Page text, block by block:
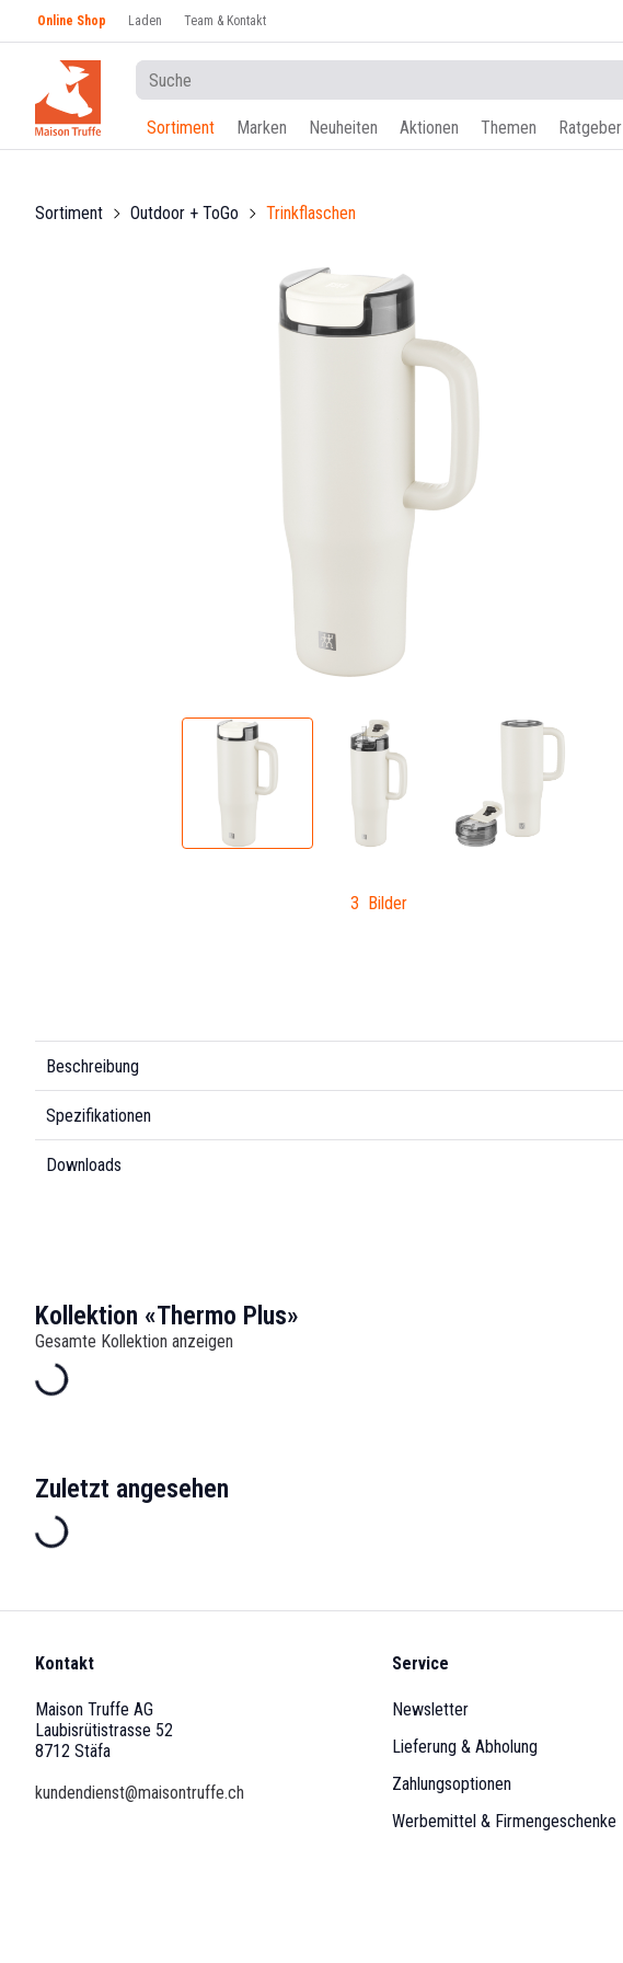
Online Shop Laden Team & Kontakt
Sortiment Marken Neuheiten Aktionen Themen Ratgeber
Sortiment Outdoor + ToGo Trinkflaschen
3 Bilder
Beschreibung
Spezifikationen
Downloads
Kollektion «Thermo Plus»
Gesamte Kollektion anzeigen
Zuletzt angesehen
Kontakt
Maison Truffe AG
Laubisrütistrasse 52
8712 Stäfa
kundendienst@maisontruffe.ch
Service
Newsletter
Lieferung & Abholung
Zahlungsoptionen
Werbemittel & Firmengeschenke